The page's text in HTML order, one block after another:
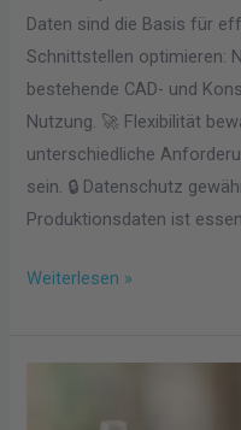
Daten sind die Basis für
Schnittstellen optimieren:
bestehende CAD- und
Nutzung. 🚀 Flexibilität
unterschiedliche
sein. 🔒 Datenschutz
Produktionsdaten ist
Weiterlesen »